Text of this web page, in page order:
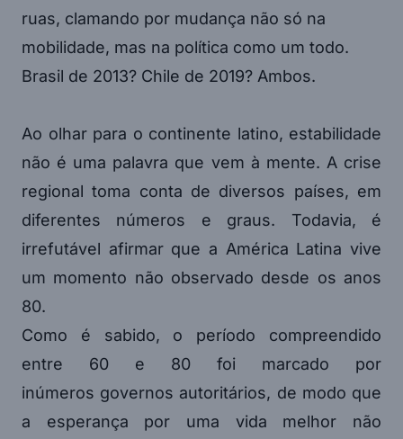
ruas, clamando por mudança não só na
mobilidade, mas na política como um todo.
Brasil de 2013? Chile de 2019? Ambos.
Ao olhar para o continente latino, estabilidade
não é uma palavra que vem à mente. A crise
regional toma conta de diversos países, em
diferentes números e graus. Todavia, é
irrefutável afirmar que a América Latina vive
um momento não observado desde os anos
80.
Como é sabido, o período compreendido
entre 60 e 80 foi marcado por
inúmeros governos autoritários, de modo que
a esperança por uma vida melhor não